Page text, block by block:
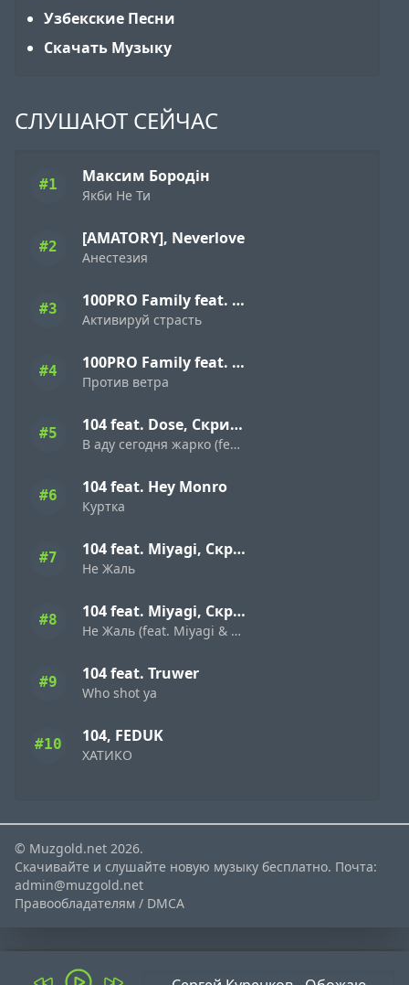
Узбекские Песни
Скачать Музыку
СЛУШАЮТ СЕЙЧАС
#1 Максим Бородін
Якби Не Ти
#2 [AMATORY], Neverlove
Анестезия
#3 100PRO Family feat. Dave Bra, Indigo, Режик, Кима, Slavon, Denny Presston, Буян, ШЕFF, Simagon, MonoSoul
Активируй страсть
#4 100PRO Family feat. Dave Bra, Кипер, Popovi4, Буян, Indigo, Simagon, ШЕFF, MonoSoul
Против ветра
#5 104 feat. Dose, Скриптонит
В аду сегодня жарко (feat. Dose & Скриптонит)
#6 104 feat. Hey Monro
Куртка
#7 104 feat. Miyagi, Скриптонит
Не Жаль
#8 104 feat. Miyagi, Скриптонит
Не Жаль (feat. Miyagi & Скриптонит)
#9 104 feat. Truwer
Who shot ya
#10 104, FEDUK
ХАТИКО
© Muzgold.net 2026.
Скачивайте и слушайте новую музыку бесплатно. Почта:
admin@muzgold.net
Правообладателям / DMCA